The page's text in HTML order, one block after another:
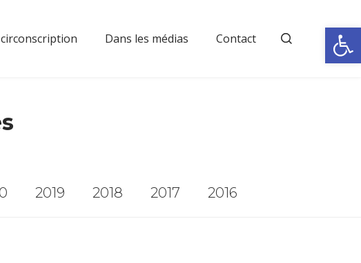
Ouvrir
circonscription Dans les médias Contact
2019 2018 2017 2016